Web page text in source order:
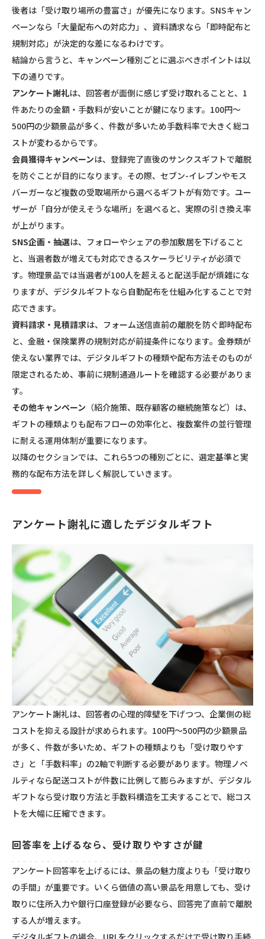
後者は「受け取り場所の豊富さ」が優先になります。SNSキャン
ペーンなら「大量配布への対応力」、資料請求なら「即時配布と
規制対応」が決定的な差になるわけです。
結論から言うと、キャンペーン種別ごとに選ぶべきポイントは以
下の通りです。
アンケート謝礼は、回答者が面倒に感じず受け取れることと、1
件あたりの金額・手数料が安いことが鍵になります。100円～
500円の少額景品が多く、件数が多いため手数料率で大きく総コ
ストが変わるからです。
会員獲得キャンペーンは、登録完了直後のサンクスギフトで離脱
を防ぐことが目的になります。その際、セブン-イレブンやモス
バーガーなど複数の受取場所から選べるギフトが有効です。ユー
ザーが「自分が使えそうな場所」を選べると、実際の引き換え率
が上がります。
SNS企画・抽選は、フォローやシェアの参加敷居を下げること
と、当選者数が増えても対応できるスケーラビリティが必須で
す。物理景品では当選者が100人を超えると配送手配が煩雑にな
りますが、デジタルギフトなら自動配布を仕組み化することで対
応できます。
資料請求・見積請求は、フォーム送信直前の離脱を防ぐ即時配布
と、金融・保険業界の規制対応が前提条件になります。金券類が
使えない業界では、デジタルギフトの種類や配布方法そのものが
限定されるため、事前に規制通過ルートを確認する必要がありま
す。
その他キャンペーン （紹介施策、既存顧客の継続施策など）は、
ギフトの種類よりも配布フローの効率化と、複数案件の並行管理
に耐える運用体制が重要になります。
以降のセクションでは、これら5つの種別ごとに、選定基準と実
務的な配布方法を詳しく解説していきます。
アンケート謝礼に適したデジタルギフト
アンケート謝礼は、回答者の心理的障壁を下げつつ、企業側の総
コストを抑える設計が求められます。100円～500円の少額景品
が多く、件数が多いため、ギフトの種類よりも「受け取りやす
さ」と「手数料率」の2軸で判断する必要があります。物理ノベ
ルティなら配送コストが件数に比例して膨らみますが、デジタル
ギフトなら受け取り方法と手数料構造を工夫することで、総コス
トを大幅に圧縮できます。
回答率を上げるなら、受け取りやすさが鍵
アンケート回答率を上げるには、景品の魅力度よりも「受け取り
の手間」が重要です。いくら価値の高い景品を用意しても、受け
取りに住所入力や銀行口座登録が必要なら、回答完了直前で離脱
する人が増えます。
デジタルギフトの場合、URLをクリックするだけで受け取り手続